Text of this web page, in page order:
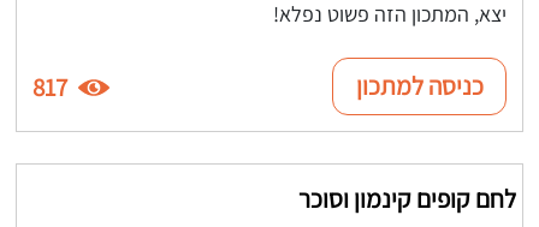
יצא, המתכון הזה פשוט נפלא!
כניסה למתכון 817
לחם קופים קינמון וסוכר